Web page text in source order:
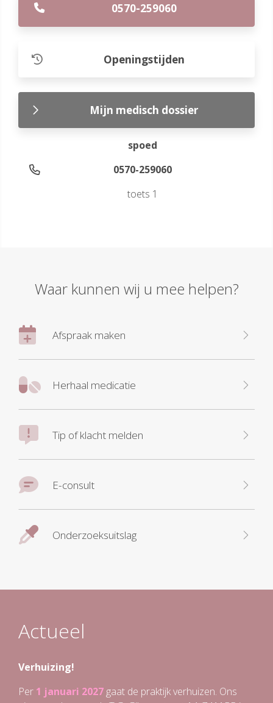
0570-259060
Openingstijden
Mijn medisch dossier
spoed
0570-259060
toets 1
Waar kunnen wij u mee helpen?
Afspraak maken
Herhaal medicatie
Tip of klacht melden
E-consult
Onderzoeksuitslag
Actueel
Verhuizing!
Per 1 januari 2027 gaat de praktijk verhuizen. Ons